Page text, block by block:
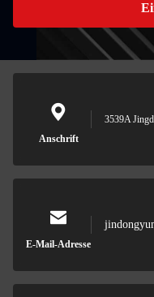
Anschrift
3539A
E-Mail-Adresse